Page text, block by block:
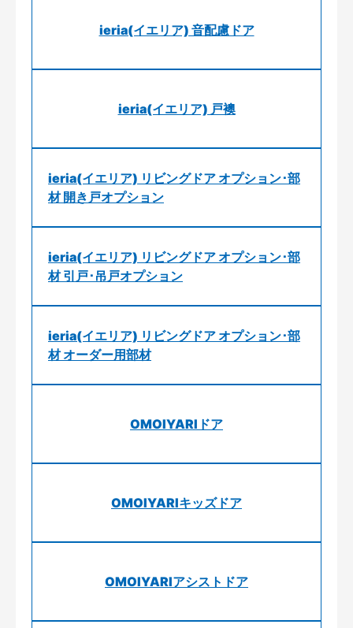
ieria(イエリア) 音配慮ドア
ieria(イエリア) 戸襖
ieria(イエリア) リビングドア オプション･部
材 開き戸オプション
ieria(イエリア) リビングドア オプション･部
材 引戸･吊戸オプション
ieria(イエリア) リビングドア オプション･部
材 オーダー用部材
OMOIYARIドア
OMOIYARIキッズドア
OMOIYARIアシストドア